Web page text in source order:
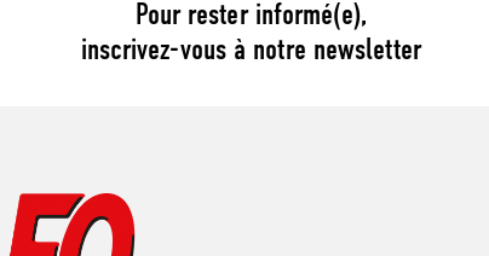
Pour rester informé(e),
inscrivez-vous à notre newsletter